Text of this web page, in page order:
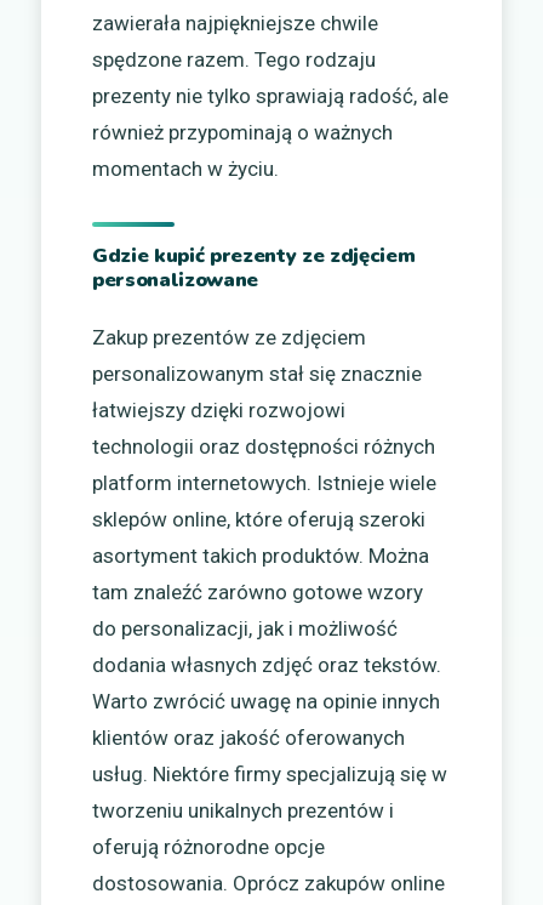
zawierała najpiękniejsze chwile
spędzone razem. Tego rodzaju
prezenty nie tylko sprawiają radość, ale
również przypominają o ważnych
momentach w życiu.
Gdzie kupić prezenty ze zdjęciem
personalizowane
Zakup prezentów ze zdjęciem
personalizowanym stał się znacznie
łatwiejszy dzięki rozwojowi
technologii oraz dostępności różnych
platform internetowych. Istnieje wiele
sklepów online, które oferują szeroki
asortyment takich produktów. Można
tam znaleźć zarówno gotowe wzory
do personalizacji, jak i możliwość
dodania własnych zdjęć oraz tekstów.
Warto zwrócić uwagę na opinie innych
klientów oraz jakość oferowanych
usług. Niektóre firmy specjalizują się w
tworzeniu unikalnych prezentów i
oferują różnorodne opcje
dostosowania. Oprócz zakupów online